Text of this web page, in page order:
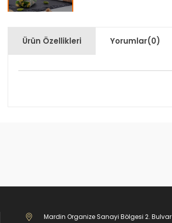
Ürün Özellikleri Yorumlar(0)
Mardin Organize Sanayi Bölgesi 2. Bulvar